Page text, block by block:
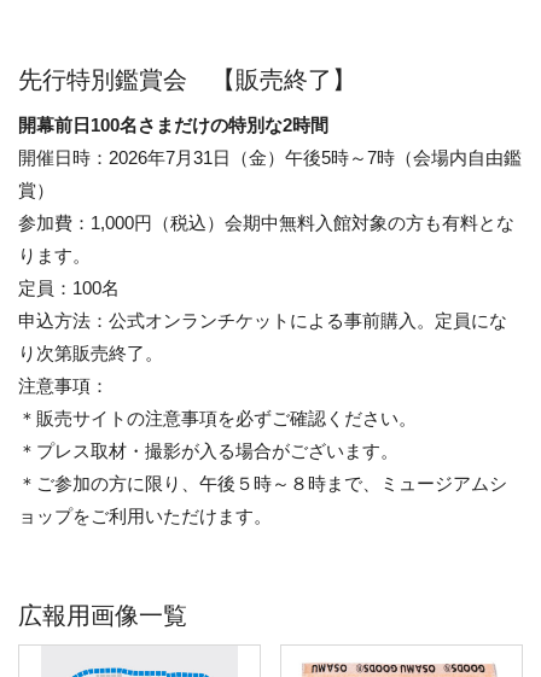
先行特別鑑賞会 【販売終了】
開幕前日100名さまだけの特別な2時間
開催日時：2026年7月31日（金）午後5時～7時（会場内自由鑑
賞）
参加費：1,000円（税込）会期中無料入館対象の方も有料とな
ります。
定員：100名
申込方法：公式オンランチケットによる事前購入。定員にな
り次第販売終了。
注意事項：
＊販売サイトの注意事項を必ずご確認ください。
＊プレス取材・撮影が入る場合がございます。
＊ご参加の方に限り、午後５時～８時まで、ミュージアムシ
ョップをご利用いただけます。
広報用画像一覧